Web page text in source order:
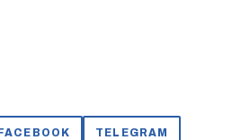
FACEBOOK TELEGRAM